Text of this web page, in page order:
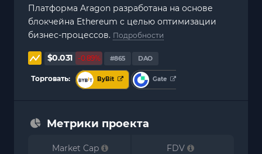
Платформа Aragon разработана на основе
блокчейна Ethereum с целью оптимизации
бизнес-процессов. Подробности
$0.031 -0.89% #865 DAO
Торговать: ByBit Gate
Метрики проекта
Market Cap
FDV